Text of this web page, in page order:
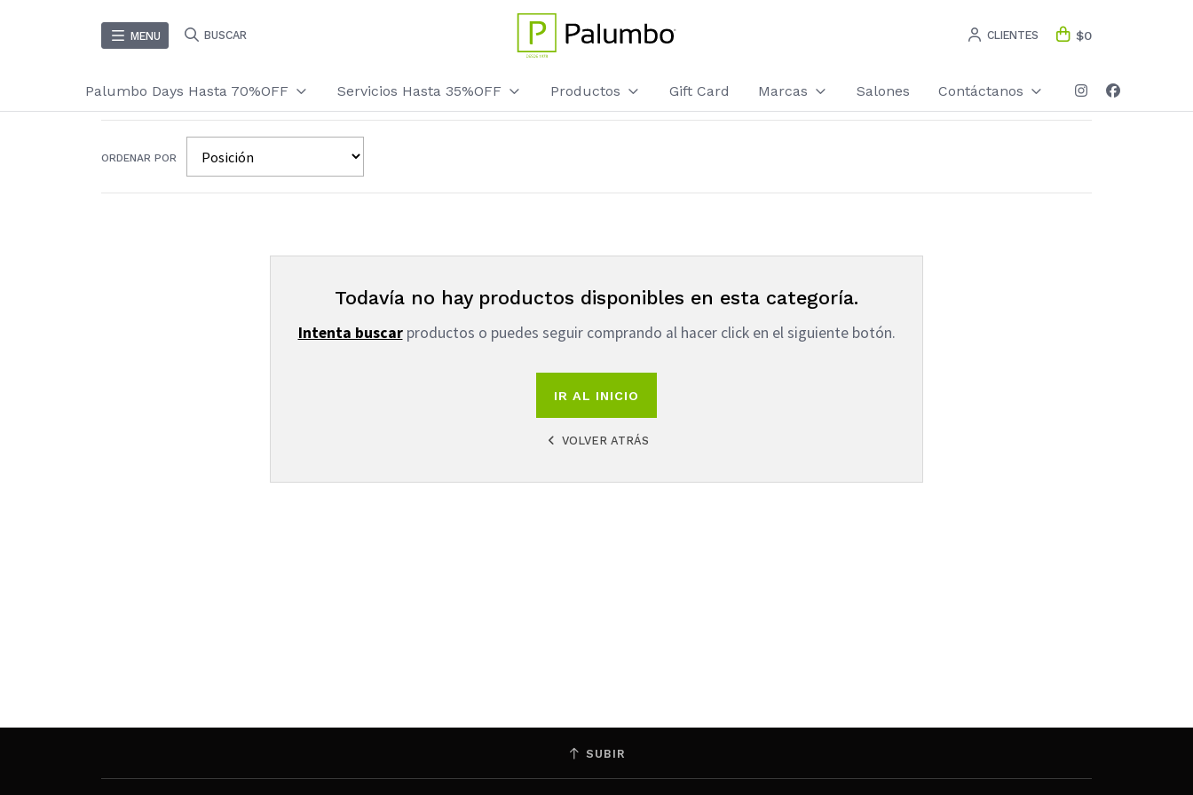
MENU BUSCAR CLIENTES $0
Palumbo Days Hasta 70%OFF Servicios Hasta 35%OFF Productos Gift Card Marcas Salones Contáctanos
ORDENAR POR
Todavía no hay productos disponibles en esta categoría.
Intenta buscarproductos o puedes seguir comprando al hacer click en el siguiente botón.
IR AL INICIO
VOLVER ATRÁS
SUBIR